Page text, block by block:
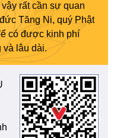
rất cần sự quan
Tăng Ni, quý Phật
có được kinh phí
và lâu dài.